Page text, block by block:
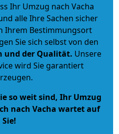
Ihr Umzug nach Vacha
alle Ihre Sachen sicher
Ihrem Bestimmungsort
Sie sich selbst von den
und der Qualität. Unsere
wird Sie garantiert
so weit sind, Ihr Umzug
nach Vacha wartet auf
Sie!